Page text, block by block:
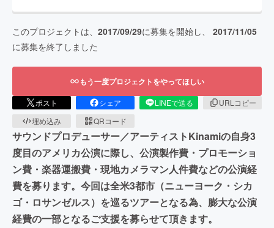
このプロジェクトは、 2017/09/29に募集を開始し、 2017/11/05
に募集を終了しました
もう一度プロジェクトをやってほしい
ポスト シェア LINEで送る
URLコピー
埋め込み
QRコード
サウンドプロデューサー／アーティストKinamiの自身3
度目のアメリカ公演に際し、公演製作費・プロモーショ
ン費・楽器運搬費・現地カメラマン人件費などの公演経
費を募ります。今回は全米3都市（ニューヨーク・シカ
ゴ・ロサンゼルス）を巡るツアーとなる為、膨大な公演
経費の一部となるご支援を募らせて頂きます。